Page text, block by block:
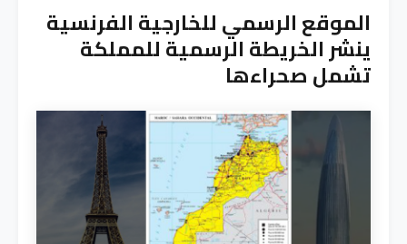
الموقع الرسمي للخارجية الفرنسية
ينشر الخريطة الرسمية للمملكة
تشمل صحراءها